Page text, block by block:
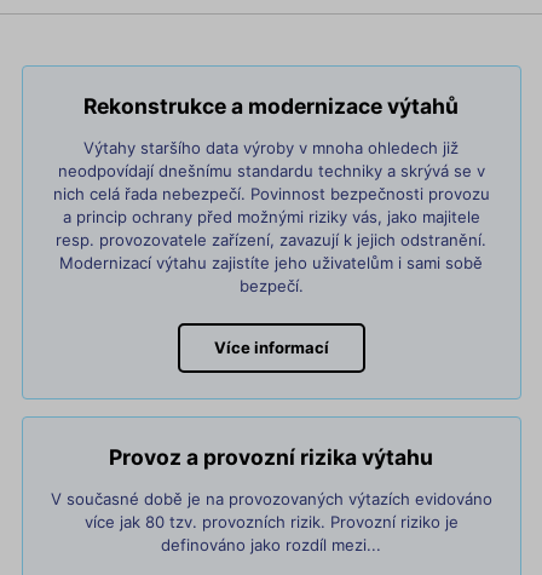
Rekonstrukce a modernizace výtahů
Výtahy staršího data výroby v mnoha ohledech již
neodpovídají dnešnímu standardu techniky a skrývá se v
nich celá řada nebezpečí. Povinnost bezpečnosti provozu
a princip ochrany před možnými riziky vás, jako majitele
resp. provozovatele zařízení, zavazují k jejich odstranění.
Modernizací výtahu zajistíte jeho uživatelům i sami sobě
bezpečí.
Více informací
Provoz a provozní rizika výtahu
V současné době je na provozovaných výtazích evidováno
více jak 80 tzv. provozních rizik. Provozní riziko je
definováno jako rozdíl mezi...